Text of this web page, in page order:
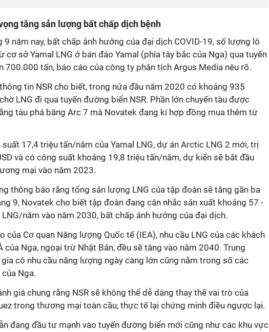
tăng sản lượng bất chấp dịch bệnh
9 năm nay, bất chấp ảnh hưởng của đại dịch COVID-19, số lượng lô
cơ sở Yamal LNG ở bán đảo Yamal (phía tây bắc của Nga) qua tuyến
700.000 tấn, báo cáo của công ty phân tích Argus Media nêu rõ.
tin NSR cho biết, trong nửa đầu năm 2020 có khoảng 935
LNG đi qua tuyến đường biển NSR. Phần lớn chuyến tàu được
tàu phá băng Arc 7 mà Novatek đang kí hợp đồng mua thêm từ
17,4 triệu tấn/năm của Yamal LNG, dự án Arctic LNG 2 mới, trị
và có công suất khoảng 19,8 triệu tấn/năm, dự kiến sẽ bắt đầu
mại vào năm 2023.
thông báo rằng tổng sản lượng LNG của tập đoàn sẽ tăng gần ba
9, Novatek cho biết tập đoàn đang cân nhắc sản xuất khoảng 57 -
năm vào năm 2030, bất chấp ảnh hưởng của đại dịch.
của Cơ quan Năng lượng Quốc tế (IEA), nhu cầu LNG của các khách
của Nga, ngoại trừ Nhật Bản, đều sẽ tăng vào năm 2040. Trung
gia có nhu cầu năng lượng ngày càng lớn cũng nằm trong số các
Nga.
giá chung rằng NSR sẽ không thể dễ dàng thay thế vai trò của
trong thương mại toàn cầu, thực tế lại chứng minh điều ngược lại.
đang đầu tư mạnh vào tuyến đường biển mới cũng như các khu vực